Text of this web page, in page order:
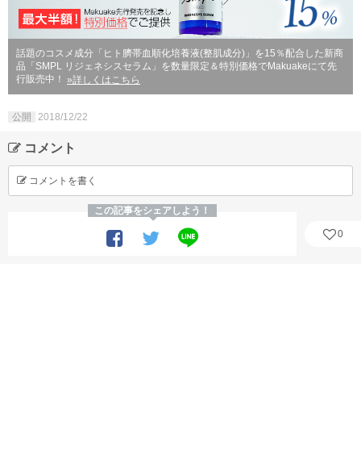
話題のコスメ成分「ヒト臍帯血順化培養液(整肌成分)」を15％配合した新商
品「SMPL リジェネシスセラム」を数量限定＆特別価格でMakuakeにて先
行販売中！ »詳しくはこちら
公開 2018/12/22
コメント
コメントを書く
この記事をシェアしよう！
0